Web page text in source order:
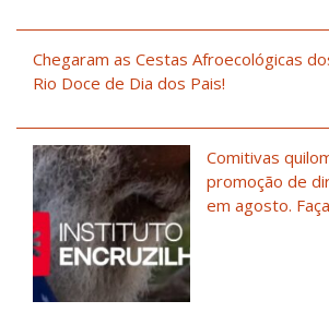
Chegaram as Cestas Afroecológicas
Rio Doce de Dia dos Pais!
Comitivas
promoção de
em agosto.